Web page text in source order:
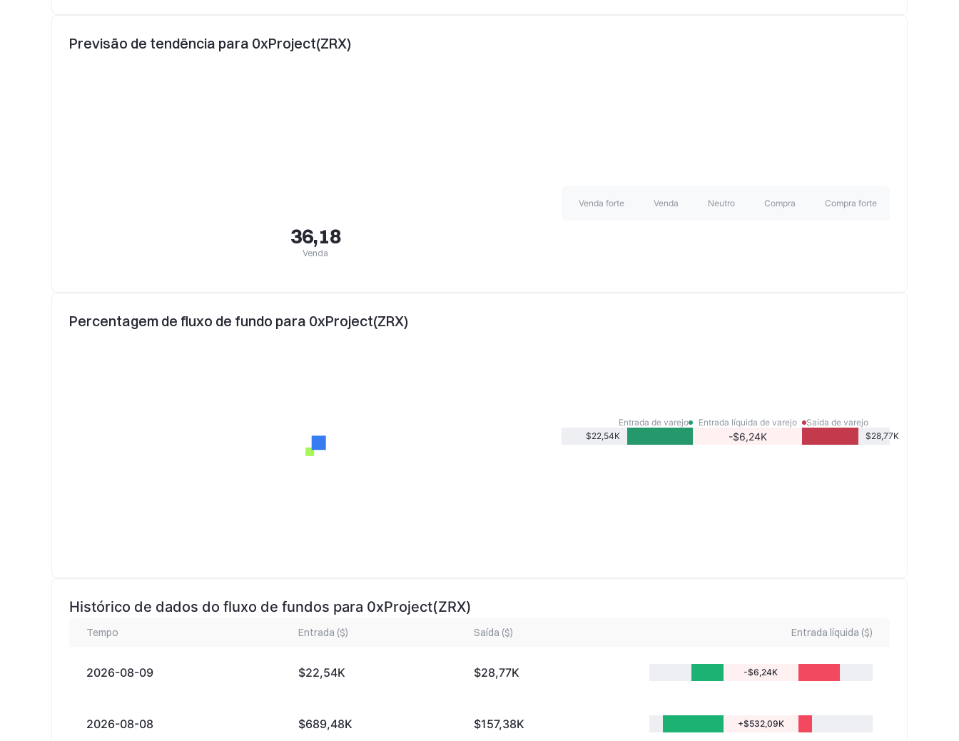
Previsão de tendência para 0xProject(ZRX)
36,18
Venda
Venda forte Venda Neutro Compra Compra forte
Percentagem de fluxo de fundo para 0xProject(ZRX)
Entrada de varejo
$22,54K
Entrada líquida de varejo
-$6,24K
Saída de varejo
$28,77K
Histórico de dados do fluxo de fundos para 0xProject(ZRX)
Tempo Entrada ($) Saída ($) Entrada líquida ($)
2026-08-09 $22,54K $28,77K -$6,24K
2026-08-08 $689,48K $157,38K +$532,09K